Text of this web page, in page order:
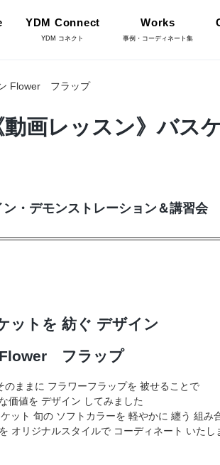
インテリアグリーン（鉢
物・樹木）
ションアイテム
YDM Connect
YDM コネクト
Works
事例・コーディネート集
OFFICIAL SNS
ン Flower フラップ
画レッスン》バス
ン・デモンストレーション＆講習会
ットを 紡ぐ デザイン
Flower フラップ
のままに フラワーフラップを 被せることで
価値を デザイン してみました
ット 旬の ソフトカラーを 軽やかに 纏う 組み
オリジナルスタイルで コーディネート いたし